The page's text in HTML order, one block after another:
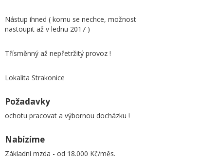
Nástup ihned ( komu se nechce, možnost
nastoupit až v lednu 2017 )
Třísměnný až nepřetržitý provoz !
Lokalita Strakonice
Požadavky
ochotu pracovat a výbornou docházku !
Nabízíme
Základní mzda - od 18.000 Kč/měs.